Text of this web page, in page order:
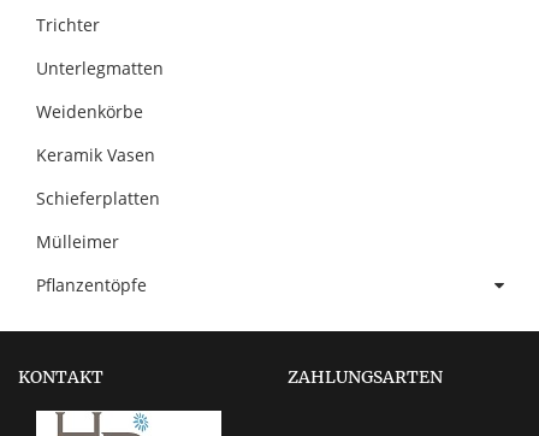
Trichter
Unterlegmatten
Weidenkörbe
Keramik Vasen
Schieferplatten
Mülleimer
Pflanzentöpfe
KONTAKT ZAHLUNGSARTEN